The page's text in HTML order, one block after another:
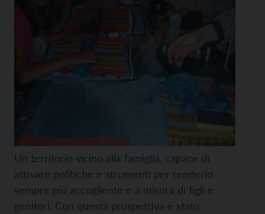
Un territorio vicino alla famiglia, capace di
attivare politiche e strumenti per renderlo
sempre più accogliente e a misura di figli e
genitori. Con questa prospettiva è stato